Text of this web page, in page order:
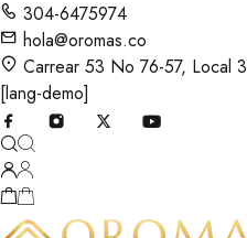
304-6475974
hola@oromas.co
Carrear 53 No 76-57, Local 3
[lang-demo]